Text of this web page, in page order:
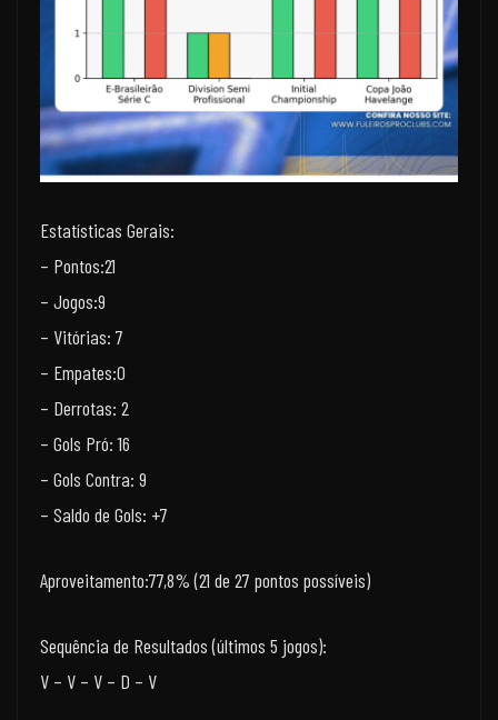
Estatísticas Gerais:
– Pontos:21
– Jogos:9
– Vitórias: 7
– Empates:0
– Derrotas: 2
– Gols Pró: 16
– Gols Contra: 9
– Saldo de Gols: +7
Aproveitamento:77,8% (21 de 27 pontos possíveis)
Sequência de Resultados (últimos 5 jogos):
V – V – V – D – V